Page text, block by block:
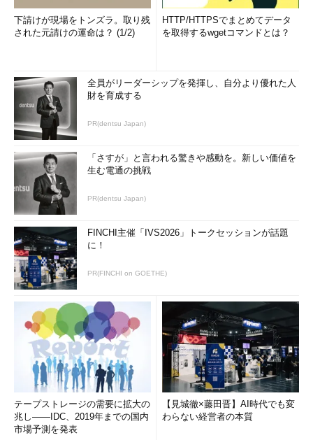
下請けが現場をトンズラ。取り残
された元請けの運命は？ (1/2)
HTTP/HTTPSでまとめてデータ
を取得するwgetコマンドとは？
全員がリーダーシップを発揮し、自分より優れた人
財を育成する
PR(dentsu Japan)
「さすが」と言われる驚きや感動を。新しい価値を
生む電通の挑戦
PR(dentsu Japan)
FINCHI主催「IVS2026」トークセッションが話題
に！
PR(FINCHI on GOETHE)
テープストレージの需要に拡大の
兆し――IDC、2019年までの国内
市場予測を発表
【見城徹×藤田晋】AI時代でも変
わらない経営者の本質